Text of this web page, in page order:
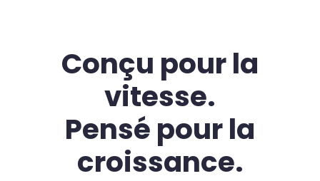
Conçu pour la
vitesse.
Pensé pour la
croissance.